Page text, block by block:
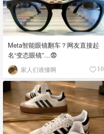
Meta智能眼镜翻车？网友直接起
名“变态眼镜”…😨
家人们谁懂啊 10